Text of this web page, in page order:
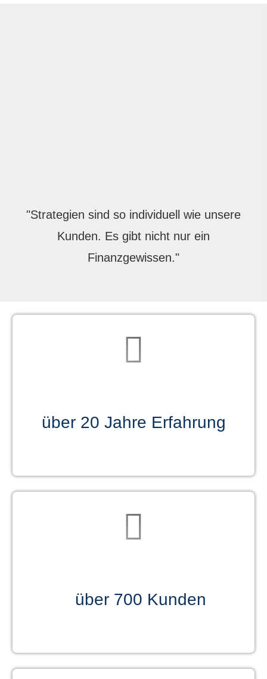
"Strategien sind so individuell wie unsere
Kunden. Es gibt nicht nur ein
Finanzgewissen."
über 20 Jahre Erfahrung
über 700 Kunden